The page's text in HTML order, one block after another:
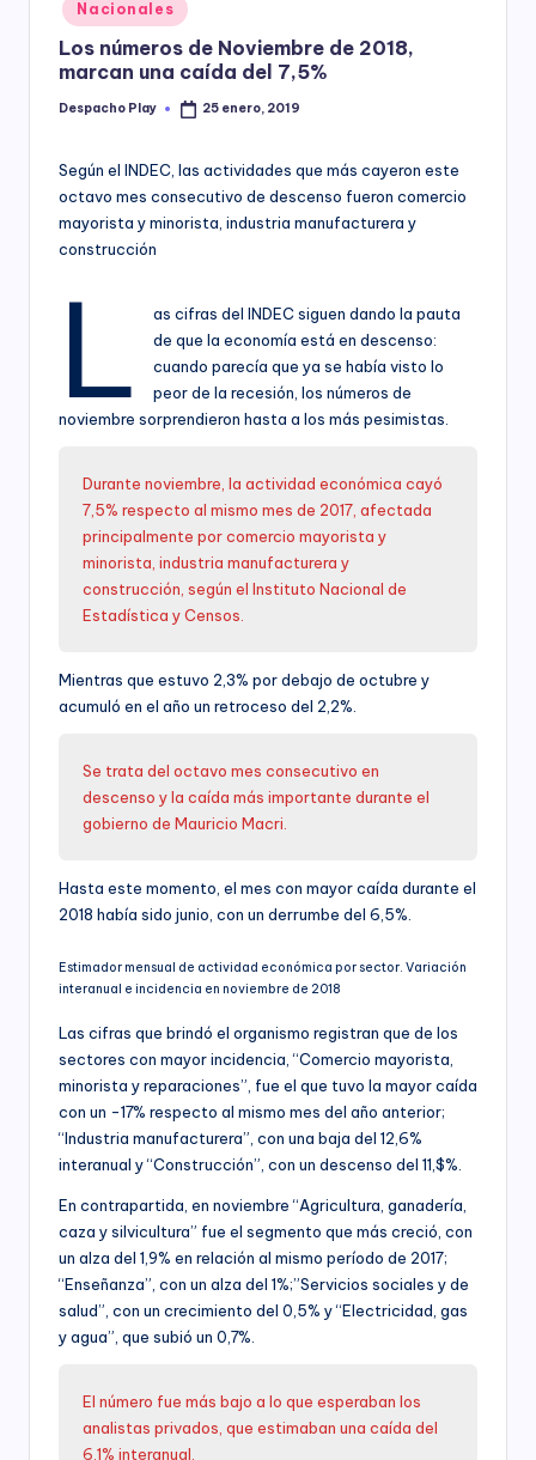
y
in
Nacionales
Los números de Noviembre de 2018,
marcan una caída del 7,5%
Posted
Despacho Play 25 enero, 2019
Según el INDEC, las actividades que más cayeron este
octavo mes consecutivo de descenso fueron comercio
mayorista y minorista, industria manufacturera y
construcción
L
as cifras del INDEC siguen dando la pauta
de que la economía está en descenso:
cuando parecía que ya se había visto lo
peor de la recesión, los números de
noviembre sorprendieron hasta a los más pesimistas.
Durante noviembre, la actividad económica cayó
7,5% respecto al mismo mes de 2017, afectada
principalmente por comercio mayorista y
minorista, industria manufacturera y
construcción, según el Instituto Nacional de
Estadística y Censos.
Mientras que estuvo 2,3% por debajo de octubre y
acumuló en el año un retroceso del 2,2%.
Se trata del octavo mes consecutivo en
descenso y la caída más importante durante el
gobierno de Mauricio Macri.
Hasta este momento, el mes con mayor caída durante el
2018 había sido junio, con un derrumbe del 6,5%.
Estimador mensual de actividad económica por sector. Variación
interanual e incidencia en noviembre de 2018
Las cifras que brindó el organismo registran que de los
sectores con mayor incidencia, “Comercio mayorista,
minorista y reparaciones”, fue el que tuvo la mayor caída
con un -17% respecto al mismo mes del año anterior;
“Industria manufacturera”, con una baja del 12,6%
interanual y “Construcción”, con un descenso del 11,$%.
En contrapartida, en noviembre “Agricultura, ganadería,
caza y silvicultura” fue el segmento que más creció, con
un alza del 1,9% en relación al mismo período de 2017;
“Enseñanza”, con un alza del 1%;”Servicios sociales y de
salud”, con un crecimiento del 0,5% y “Electricidad, gas
y agua”, que subió un 0,7%.
El número fue más bajo a lo que esperaban los
analistas privados, que estimaban una caída del
6,1% interanual.